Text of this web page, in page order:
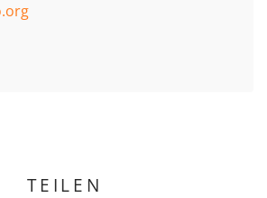
TEILEN